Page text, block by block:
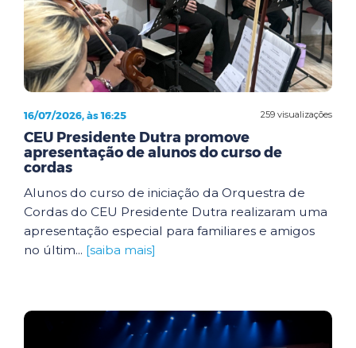
259 visualizações
16/07/2026, às 16:25
CEU Presidente Dutra promove
apresentação de alunos do curso de
cordas
Alunos do curso de iniciação da Orquestra de
Cordas do CEU Presidente Dutra realizaram uma
apresentação especial para familiares e amigos
no últim... [saiba mais]